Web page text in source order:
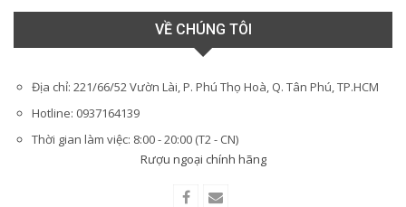
VỀ CHÚNG TÔI
Địa chỉ: 221/66/52 Vườn Lài, P. Phú Thọ Hoà, Q. Tân Phú, TP.HCM
Hotline: 0937164139
Thời gian làm việc: 8:00 - 20:00 (T2 - CN)
Rượu ngoại chính hãng